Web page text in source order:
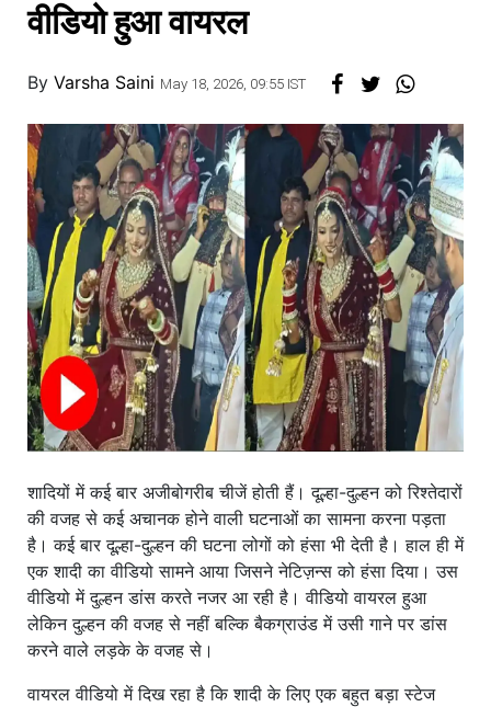
लाईफस्टाईल
ट्रॅव्हल
खाना
वीडियो हुआ वायरल
By Varsha Saini May 18, 2026, 09:55 IST
शादियों में कई बार अजीबोगरीब चीजें होती हैं। दूल्हा-दुल्हन को रिश्तेदारों
की वजह से कई अचानक होने वाली घटनाओं का सामना करना पड़ता
है। कई बार दूल्हा-दुल्हन की घटना लोगों को हंसा भी देती है। हाल ही में
एक शादी का वीडियो सामने आया जिसने नेटिज़न्स को हंसा दिया। उस
वीडियो में दुल्हन डांस करते नजर आ रही है। वीडियो वायरल हुआ
लेकिन दुल्हन की वजह से नहीं बल्कि बैकग्राउंड में उसी गाने पर डांस
करने वाले लड़के के वजह से।
वायरल वीडियो में दिख रहा है कि शादी के लिए एक बहुत बड़ा स्टेज